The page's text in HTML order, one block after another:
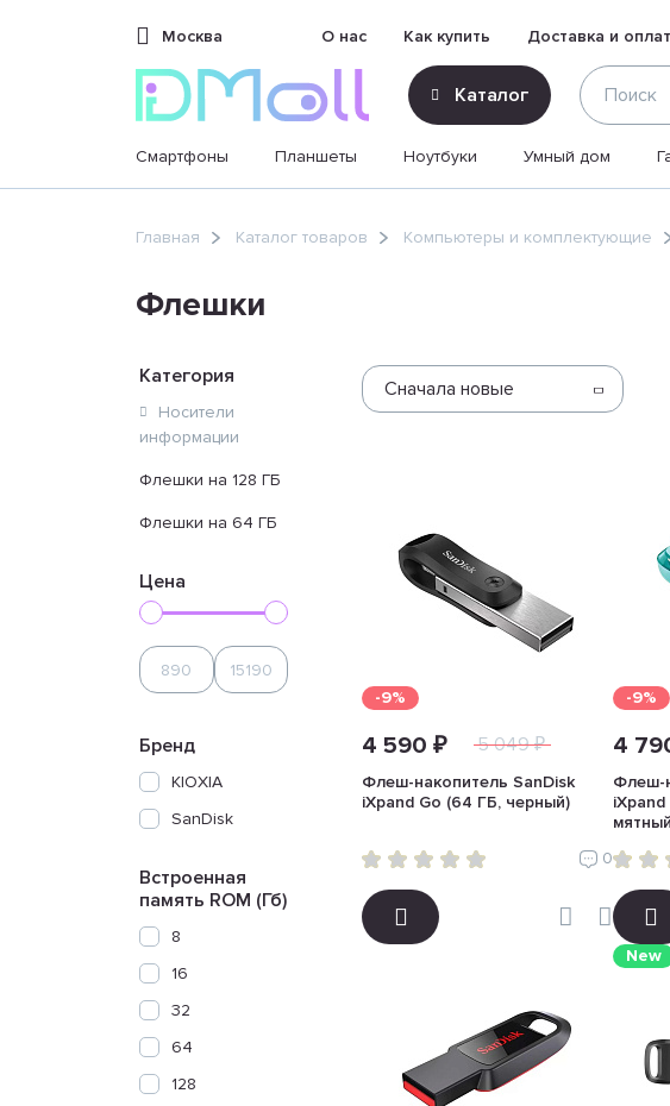
Москва О нас Как купить Доставка и
Каталог
Смартфоны Планшеты Ноутбуки Умный дом
sales@dimoll.ruГлавная Каталог товаров Компьютеры и комплектующие
Флешки
Категория
Носители
информации
Флешки на 128 ГБ
Флешки на 64 ГБ
Цена
Бренд
KIOXIA
SanDisk
Встроенная
память ROM (Гб)
8
16
32
64
128
Сначала новые
-9%
4 590 ₽ 5 049 ₽
Флеш-накопитель SanDisk
iXpand Go (64 ГБ, черный)
0
-9%
4
Флеш-
iXpand
New